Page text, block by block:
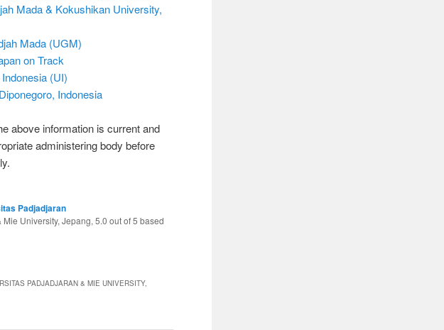
Mada & Kokushikan University,
Mada (UGM)
on Track
(UI)
Indonesia
above information is current and
administering body before
Padjadjaran
University, Jepang,5.0 out of5 based
PADJADJARAN & MIE UNIVERSITY,